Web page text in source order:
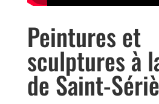
Peintures et
sculptures à
de Saint-